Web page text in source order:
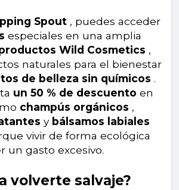
Spout , puedes acceder
especiales en una amplia
Wild Cosmetics ,
naturales para el bienestar
de belleza sin químicos .
un 50 % de descuento en
champús orgánicos ,
y bálsamos labiales
vivir de forma ecológica
un gasto excesivo.
volverte salvaje?